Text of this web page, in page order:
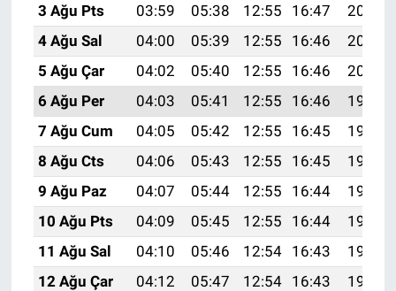
3 Ağu Pts
03:59 05:38 12:55 16:47
20:02
4 Ağu Sal
04:00 05:39 12:55 16:46
20:01
5 Ağu Çar
04:02 05:40 12:55 16:46
20:00
6 Ağu Per
04:03 05:41 12:55 16:46
19:59
7 Ağu Cum
04:05 05:42 12:55 16:45
19:58
8 Ağu Cts
04:06 05:43 12:55 16:45
19:57
9 Ağu Paz
04:07 05:44 12:55 16:44
19:56
10 Ağu Pts
04:09 05:45 12:55 16:44
19:54
11 Ağu Sal
04:10 05:46 12:54 16:43
19:53
12 Ağu Çar
04:12 05:47 12:54 16:43
19:52